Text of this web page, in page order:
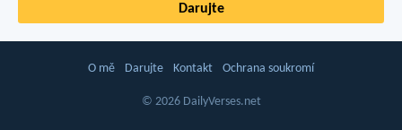
Darujte
O mě Darujte Kontakt Ochrana soukromí
© 2026 DailyVerses.net